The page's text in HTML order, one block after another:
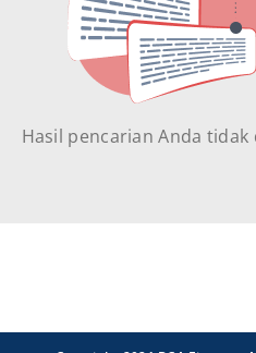
Hasil pencarian Anda tidak